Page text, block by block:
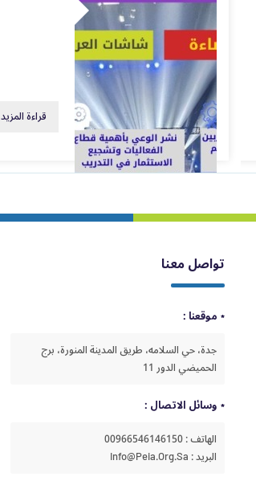
قراءة المزيد
تواصل معنا
موقعنا :
جدة، حي السلامه، طريق المدينة المنورة، برج
الحميضي الدور 11
وسائل الاتصال :
الهاتف : 00966546146150
البريد : Info@peia.org.sa